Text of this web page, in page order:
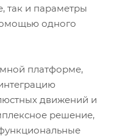
так и параметры
одного
платформе,
движений и
решение,